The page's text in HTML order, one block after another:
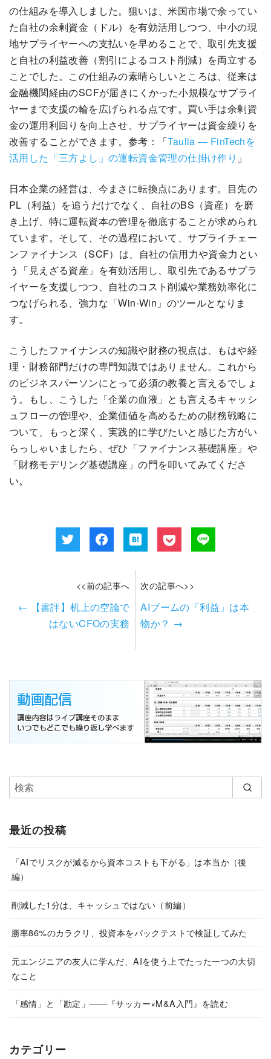
の仕組みを導入しました。狙いは、米国市場で余ってい
た自社の余剰資金（ドル）を有効活用しつつ、中小の現
地サプライヤーへの支払いを早めることで、取引先支援
と自社の利益改善（割引によるコスト削減）を両立する
ことでした。この仕組みの素晴らしいところは、従来は
金融機関経由のSCFが届きにくかった小規模なサプライ
ヤーまで支援の輪を広げられる点です。買い手は余剰資
金の運用利回りを向上させ、サプライヤーは資金繰りを
改善することができます。参考：「Taulia ― FinTechを
活用した「三方よし」の運転資金管理の仕掛け作り 」
日本企業の経営は、今まさに転換点にあります。目先の
PL（利益）を追うだけでなく、自社のBS（資産）を磨
き上げ、特に運転資本の管理を徹底することが求められ
ています。そして、その過程において、サプライチェー
ンファイナンス（SCF）は、自社の信用力や資金力とい
う「見えざる資産」を有効活用し、取引先であるサプラ
イヤーを支援しつつ、自社のコスト削減や業務効率化に
つなげられる、強力な「Win‑Win」のツールとなりま
す。
こうしたファイナンスの知識や財務の視点は、もはや経
理・財務部門だけの専門知識ではありません。これから
のビジネスパーソンにとって必須の教養と言えるでしょ
う。もし、こうした「企業の血液」とも言えるキャッシ
ュフローの管理や、企業価値を高めるための財務戦略に
ついて、もっと深く、実践的に学びたいと感じた方がい
らっしゃいましたら、ぜひ「ファイナンス基礎講座」や
「財務モデリング基礎講座」の門を叩いてみてくださ
い。
<<前の記事へ
← 【書評】机上の空論で
はないCFOの実務
次の記事へ>>
AIブームの「利益」は本
物か？ →
最近の投稿
「AIでリスクが減るから資本コストも下がる」は本当か（後
編）
削減した1分は、キャッシュではない（前編）
勝率86%のカラクリ、投資本をバックテストで検証してみた
元エンジニアの友人に学んだ、AIを使う上でたった一つの大切
なこと
「感情」と「勘定」——『サッカー×M&A入門』を読む
カテゴリー